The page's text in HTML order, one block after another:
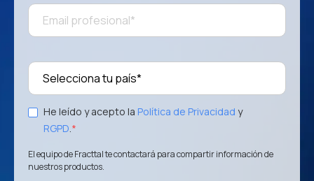
He leído y acepto la Política de Privacidad y
RGPD.*
El equipo de Fracttal te contactará para compartir información de
nuestros productos.
Puesto en la Empresa*
Sector - Industria*
exclusivas. Ajusta tus preferencias en cualquier